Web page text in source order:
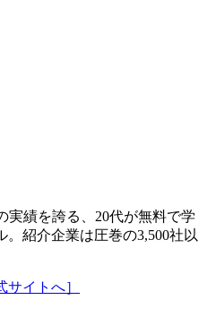
実績を誇る、20代が無料で学
紹介企業は圧巻の3,500社以
イトへ］